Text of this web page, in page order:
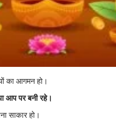
का आगमन हो।
आप पर बनी रहे।
साकार हो।